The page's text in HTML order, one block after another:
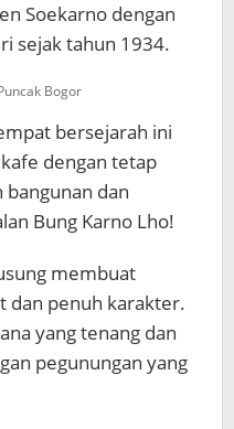
Soekarno dengan
sejak tahun 1934.
Bogor
bersejarah ini
dengan tetap
dan
Bung Karno Lho!
membuat
dan penuh karakter.
yang tenang dan
pegunungan yang